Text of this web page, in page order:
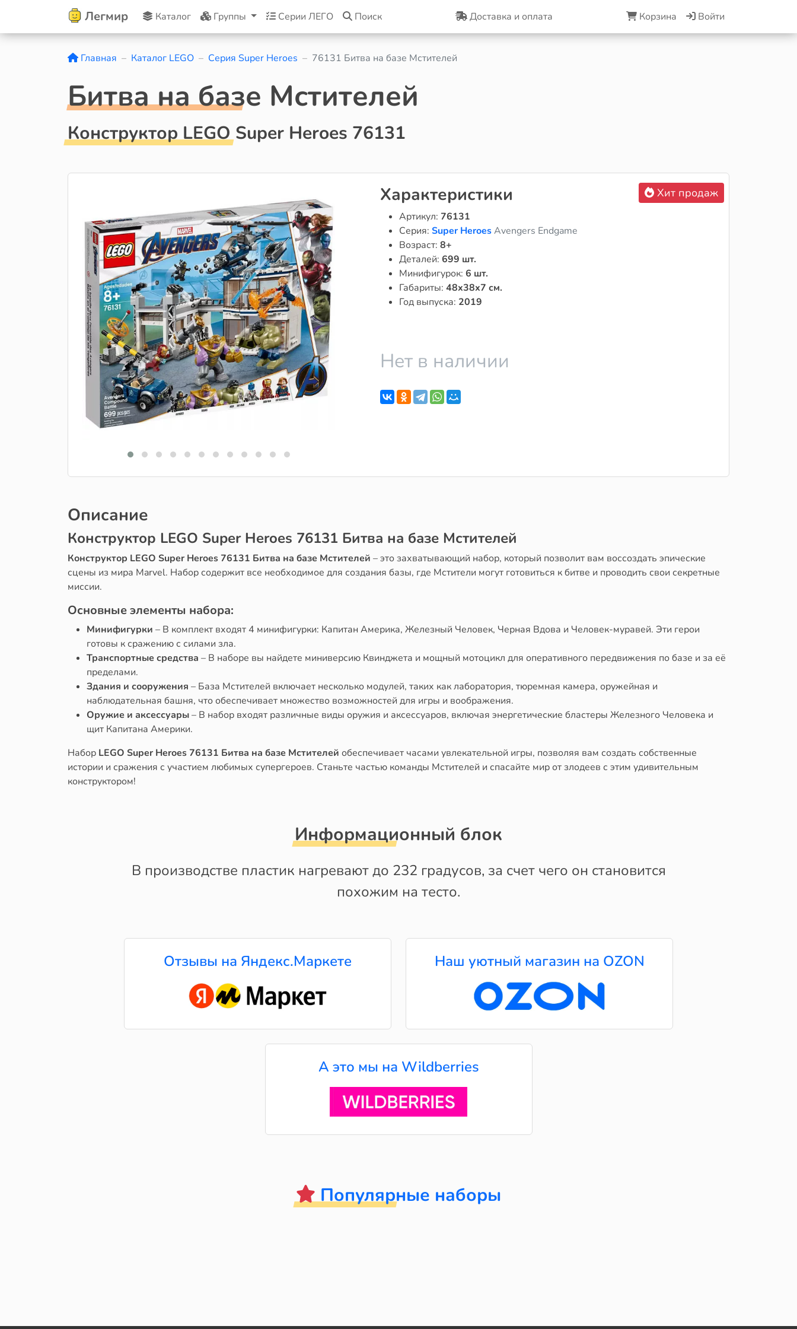
Легмир Каталог Группы Серии ЛЕГО Поиск Доставка и оплата Корзина Войти
Главная Каталог LEGO Серия Super Heroes 76131 Битва на базе Мстителей
Битва на базе Мстителей
Конструктор LEGO Super Heroes 76131
Хит продаж
Характеристики
Артикул: 76131
Серия: Super HeroesAvengers Endgame
Возраст: 8+
Деталей: 699 шт.
Минифигурок: 6 шт.
Габариты: 48x38x7 см.
Год выпуска: 2019
Нет в наличии
Описание
Конструктор LEGO Super Heroes 76131 Битва на базе Мстителей
Конструктор LEGO Super Heroes 76131 Битва на базе Мстителей – это захватывающий набор, который позволит вам воссоздать эпические
сцены из мира Marvel. Набор содержит все необходимое для создания базы, где Мстители могут готовиться к битве и проводить свои секретные
миссии.
Основные элементы набора:
Минифигурки – В комплект входят 4 минифигурки: Капитан Америка, Железный Человек, Черная Вдова и Человек-муравей. Эти герои
готовы к сражению с силами зла.
Транспортные средства – В наборе вы найдете миниверсию Квинджета и мощный мотоцикл для оперативного передвижения по базе и за её
пределами.
Здания и сооружения – База Мстителей включает несколько модулей, таких как лаборатория, тюремная камера, оружейная и
наблюдательная башня, что обеспечивает множество возможностей для игры и воображения.
Оружие и аксессуары– В набор входят различные виды оружия и аксессуаров, включая энергетические бластеры Железного Человека и
щит Капитана Америки.
Набор LEGO Super Heroes 76131 Битва на базе Мстителей обеспечивает часами увлекательной игры, позволяя вам создать собственные
истории и сражения с участием любимых супергероев. Станьте частью команды Мстителей и спасайте мир от злодеев с этим удивительным
конструктором!
Информационный блок
В производстве пластик нагревают до 232 градусов, за счет чего он становится
похожим на тесто.
Отзывы на Яндекс.Маркете Наш уютный магазин на OZON
А это мы на Wildberries
Популярные наборы